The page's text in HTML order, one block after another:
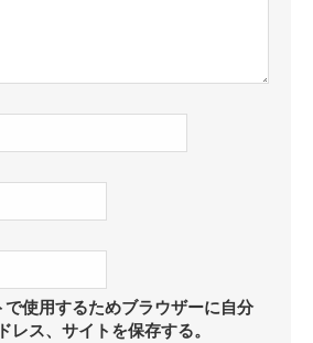
で使用するためブラウザーに自分
レス、サイトを保存する。